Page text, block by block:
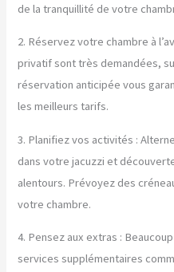
de la tranquillité de votre
2. Réservez votre chambre à
privatif sont très demandées,
réservation anticipée vous
les meilleurs tarifs.
3. Planifiez vos activités :
dans votre jacuzzi et
alentours. Prévoyez des
votre chambre.
4. Pensez aux extras :
services supplémentaires